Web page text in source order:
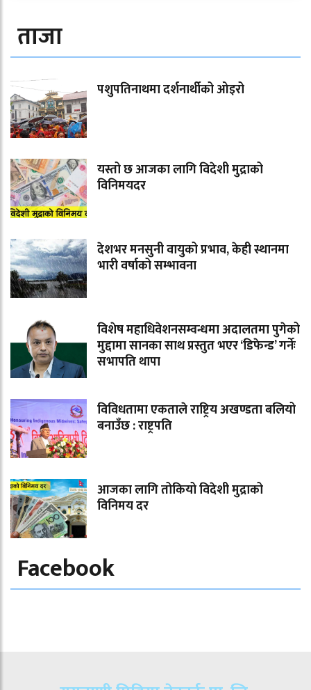
ताजा
पशुपतिनाथमा दर्शनार्थीको ओइरो
यस्तो छ आजका लागि विदेशी मुद्राको
विनिमयदर
देशभर मनसुनी वायुको प्रभाव, केही स्थानमा
भारी वर्षाको सम्भावना
विशेष महाधिवेशनसम्वन्धमा अदालतमा पुगेको
मुद्दामा सानका साथ प्रस्तुत भएर ‘डिफेन्ड’ गर्नेः
सभापति थापा
विविधतामा एकताले राष्ट्रिय अखण्डता बलियो
बनाउँछ : राष्ट्रपति
आजका लागि तोकियो विदेशी मुद्राको
विनिमय दर
Facebook